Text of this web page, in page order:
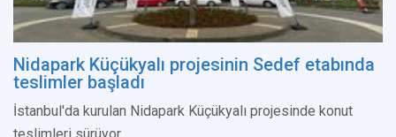
Nidapark Küçükyalı projesinin Sedef etabında
teslimler başladı
İstanbul'da kurulan Nidapark Küçükyalı projesinde konut